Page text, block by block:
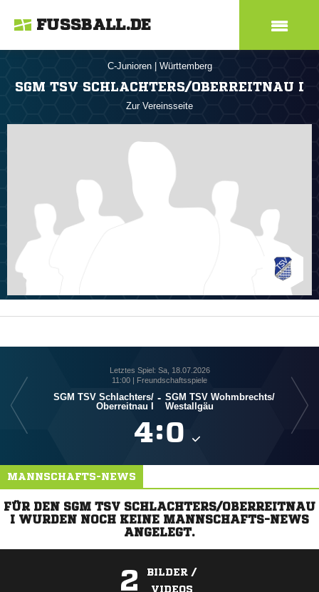
FUSSBALL.DE
C-Junioren Württemberg
SGM TSV SCHLACHTERS/OBERREITNAU I
Zur Vereinsseite
Letztes Spiel: Sa, 18.07.2026
11:00 | Freundschaftsspiele
SGM TSV Schlachters/​
Oberreitnau I
- SGM TSV Wohmbrechts/​
Westallgäu
:
MANNSCHAFTS-NEWS
FÜR DEN SGM TSV SCHLACHTERS/OBERREITNAU
I WURDEN NOCH KEINE MANNSCHAFTS-NEWS
ANGELEGT.
2
BILDER /
VIDEOS